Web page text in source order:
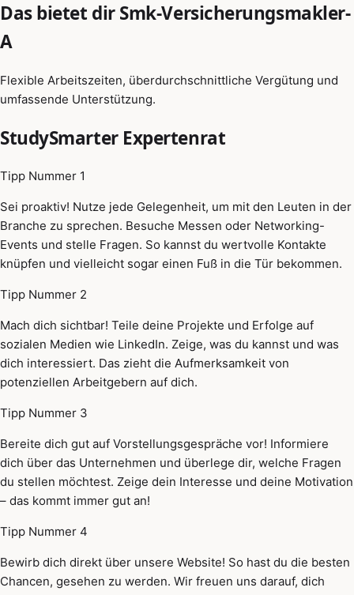
Das bietet dir Smk-Versicherungsmakler-
A
Flexible Arbeitszeiten, überdurchschnittliche Vergütung und
umfassende Unterstützung.
StudySmarter Expertenrat
Tipp Nummer 1
Sei proaktiv! Nutze jede Gelegenheit, um mit den Leuten in der
Branche zu sprechen. Besuche Messen oder Networking-
Events und stelle Fragen. So kannst du wertvolle Kontakte
knüpfen und vielleicht sogar einen Fuß in die Tür bekommen.
Tipp Nummer 2
Mach dich sichtbar! Teile deine Projekte und Erfolge auf
sozialen Medien wie LinkedIn. Zeige, was du kannst und was
dich interessiert. Das zieht die Aufmerksamkeit von
potenziellen Arbeitgebern auf dich.
Tipp Nummer 3
Bereite dich gut auf Vorstellungsgespräche vor! Informiere
dich über das Unternehmen und überlege dir, welche Fragen
du stellen möchtest. Zeige dein Interesse und deine Motivation
– das kommt immer gut an!
Tipp Nummer 4
Bewirb dich direkt über unsere Website! So hast du die besten
Chancen, gesehen zu werden. Wir freuen uns darauf, dich